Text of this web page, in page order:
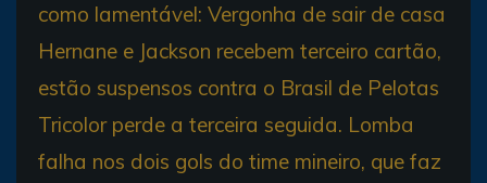
como lamentável: Vergonha de sair de casa
Hernane e Jackson recebem terceiro cartão,
estão suspensos contra o Brasil de Pelotas
Tricolor perde a terceira seguida. Lomba
falha nos dois gols do time mineiro, que faz